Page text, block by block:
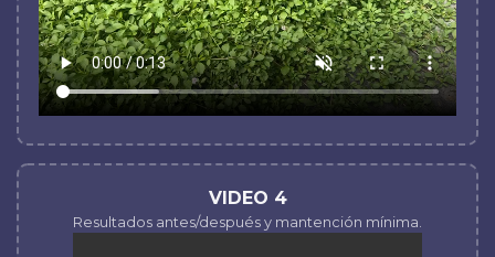
VIDEO 4
Resultados antes/después y mantención mínima.